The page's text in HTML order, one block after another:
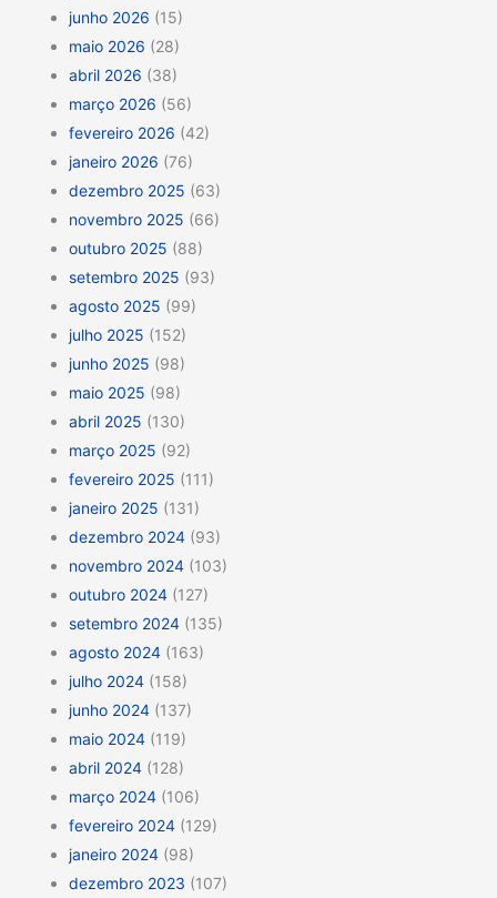
junho 2026 (15)
maio 2026 (28)
abril 2026 (38)
março 2026 (56)
fevereiro 2026 (42)
janeiro 2026 (76)
dezembro 2025 (63)
novembro 2025 (66)
outubro 2025 (88)
setembro 2025 (93)
agosto 2025 (99)
julho 2025 (152)
junho 2025 (98)
maio 2025 (98)
abril 2025 (130)
março 2025 (92)
fevereiro 2025 (111)
janeiro 2025 (131)
dezembro 2024 (93)
novembro 2024 (103)
outubro 2024 (127)
setembro 2024 (135)
agosto 2024 (163)
julho 2024 (158)
junho 2024 (137)
maio 2024 (119)
abril 2024 (128)
março 2024 (106)
fevereiro 2024 (129)
janeiro 2024 (98)
dezembro 2023 (107)